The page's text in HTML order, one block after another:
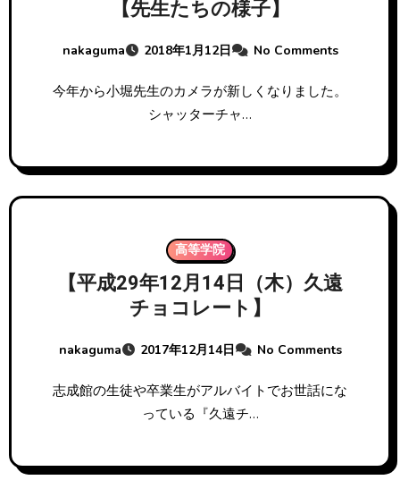
【先生たちの様子】
nakaguma 2018年1月12日 No Comments
今年から小堀先生のカメラが新しくなりました。
シャッターチャ…
高等学院
【平成29年12月14日（木）久遠
チョコレート】
nakaguma 2017年12月14日 No Comments
志成館の生徒や卒業生がアルバイトでお世話にな
っている『久遠チ…